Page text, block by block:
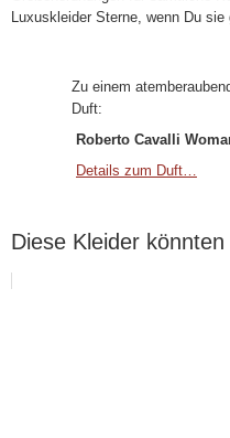
Luxuskleider Sterne, wenn Du sie
Zu einem
Duft:
Roberto Cavalli
Details zum Duft…
Diese Kleider